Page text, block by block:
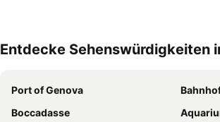
Entdecke Sehenswürdigkeiten
Port of Genova
Boccadasse